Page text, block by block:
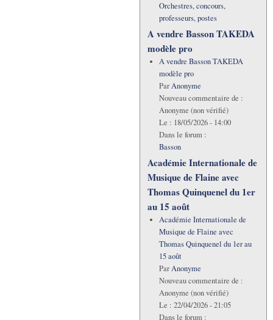
Orchestres, concours,
professeurs, postes
A vendre Basson TAKEDA
modèle pro
A vendre Basson TAKEDA
modèle pro
ParAnonyme
Nouveau commentaire de :
Anonyme (non vérifié)
Le : 18/05/2026 - 14:00
Dans le forum :
Basson
Académie Internationale de
Musique de Flaine avec
Thomas Quinquenel du 1er
au 15 août
Académie Internationale de
Musique de Flaine avec
Thomas Quinquenel du 1er au
15 août
ParAnonyme
Nouveau commentaire de :
Anonyme (non vérifié)
Le : 22/04/2026 - 21:05
Dans le forum :